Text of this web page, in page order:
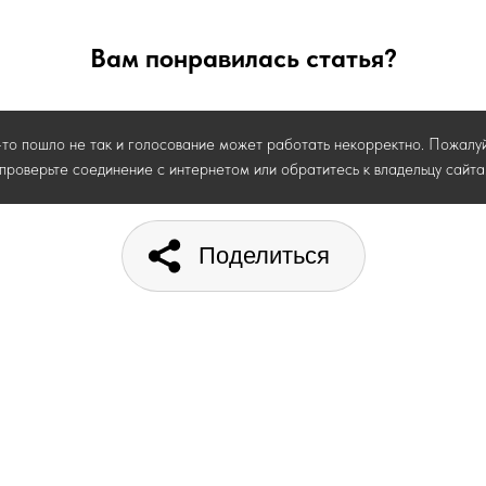
Вам понравилась статья?
пошло не так и голосование может работать некорректно.
соединение с интернетом или обратитесь к владельцу сайта.
Поделиться